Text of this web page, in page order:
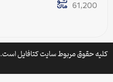
61,200
کلیه حقوق مربوط سایت کتافایل است.